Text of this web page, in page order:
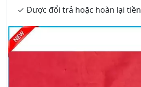
Được đổi trả hoặc hoàn lại tiền